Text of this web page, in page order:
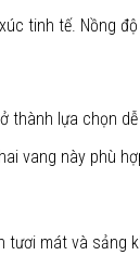
tinh tế. Nồng
thành lựa chọn
vang này phù
tươi mát và sảng